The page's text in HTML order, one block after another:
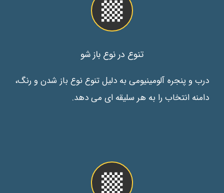
تنوع در نوع باز شو
درب و پنجره آلومینیومی به دلیل تنوع نوع باز شدن و رنگ،
دامنه انتخاب را به هر سلیقه ای می دهد.